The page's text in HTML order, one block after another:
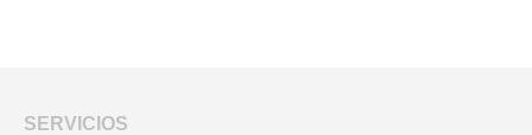
SERVICIOS